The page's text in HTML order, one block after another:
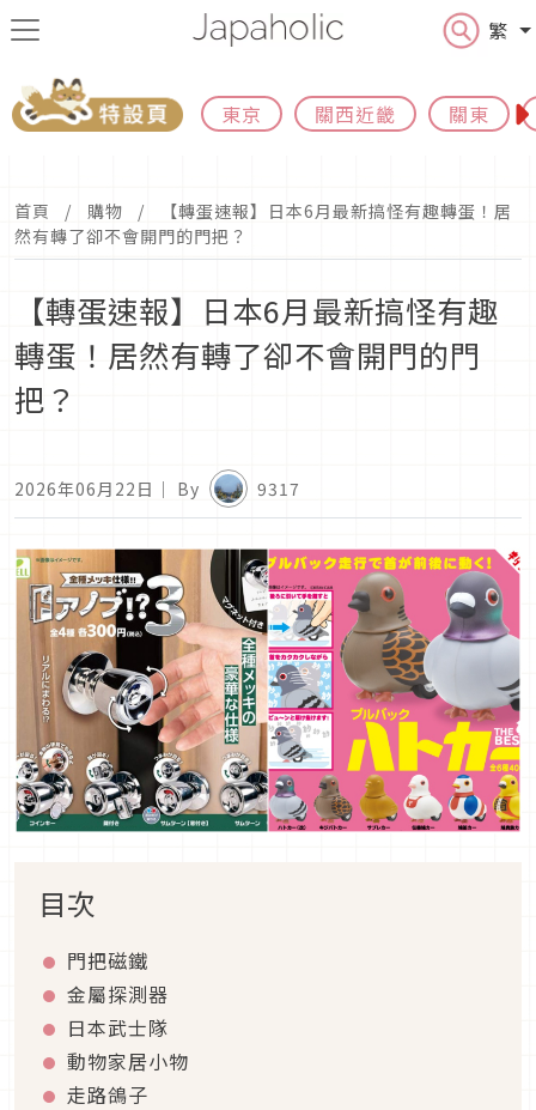
繁
東京 關西近畿 關東
首頁 購物
【轉蛋速報】日本6月最新搞怪有趣轉蛋！居
然有轉了卻不會開門的門把？
【轉蛋速報】日本6月最新搞怪有趣
轉蛋！居然有轉了卻不會開門的門
把？
2026年06月22日 ｜ By 9317
目次
門把磁鐵
金屬探測器
日本武士隊
動物家居小物
走路鴿子